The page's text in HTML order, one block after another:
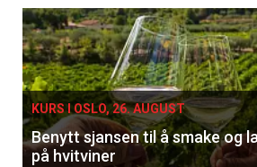
KURS I OSLO, 26. AUGUST
Benytt sjansen til å smake og
på hvitviner